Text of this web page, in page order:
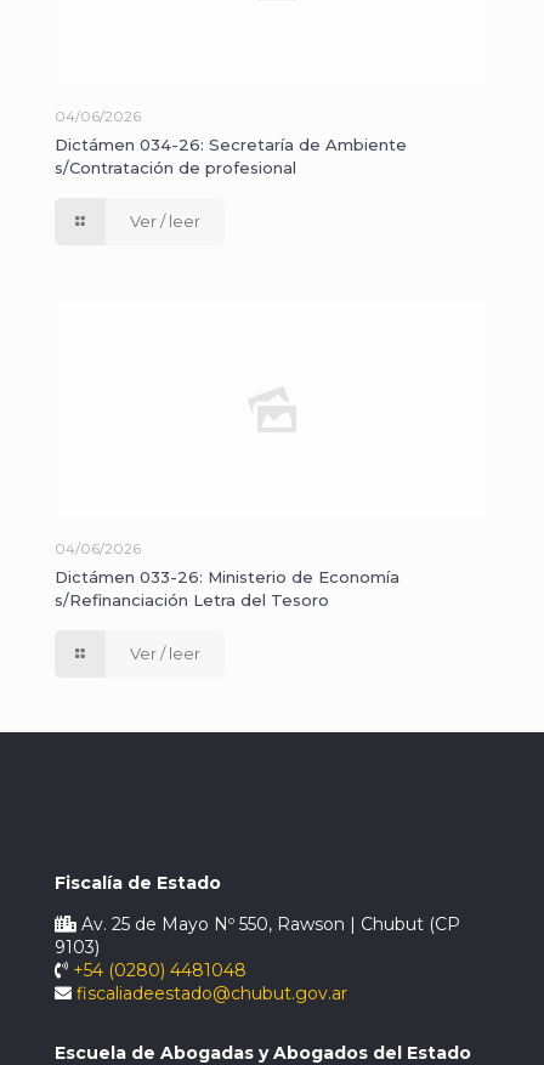
04/06/2026
Dictámen 034-26: Secretaría de Ambiente
s/Contratación de profesional
Ver / leer
04/06/2026
Dictámen 033-26: Ministerio de Economía
s/Refinanciación Letra del Tesoro
Ver / leer
Fiscalía de Estado
Av. 25 de Mayo Nº 550, Rawson | Chubut (CP
9103)
+54 (0280) 4481048
fiscaliadeestado@chubut.gov.ar
Escuela de Abogadas y Abogados del Estado